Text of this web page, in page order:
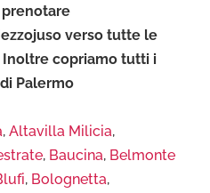
verso tutte le
Inoltre copriamo tutti i
Palermo
, Altavilla Milicia,
, Baucina, Belmonte
, Bolognetta,